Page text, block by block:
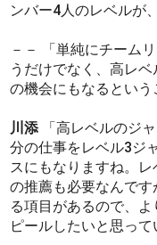
ンバー4人のレベルが
－－ 「単純にチーム
うだけでなく、高レ
の機会にもなるという
川添 「高レベルのジ
分の仕事をレベル3ジ
スにもなりますね。
の推薦も必要なんで
る項目があるので、
ピールしたいと思って